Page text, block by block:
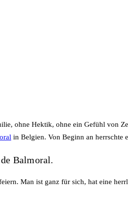
ohne Hektik, ohne ein Gefühl von
in Belgien. Von Beginn an herrschte
Balmoral.
Man ist ganz für sich, hat eine